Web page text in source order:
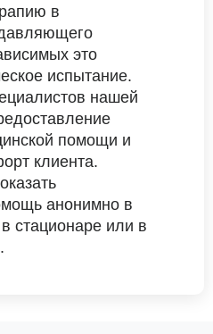
в
это
испытание.
нашей
помощи и
клиента.
анонимно в
стационаре или в